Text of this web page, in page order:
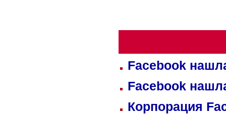
Facebook
Facebook
Корпорация